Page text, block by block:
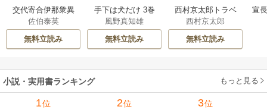
交代寄合伊那衆異
聞 15巻
佐伯泰英
無料立読み
手下は犬だけ 3巻
風野真知雄
無料立読み
西村京太郎トラベ
ルミステリー・セ
レクション 2巻
西村京太郎
無料立読み
宣
小説・実用書ランキング もっと見る
1位 2位 3位